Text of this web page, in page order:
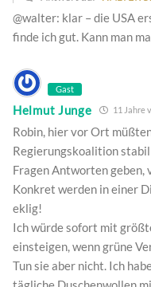
@walter: klar – die USA
finde ich gut. Kann man
Gast
Helmut Junge 11 Jahre
Robin, hier vor Ort
Regierungskoalition
Fragen Antworten geben,
Konkret werden in einer
eklig!
Ich würde sofort mit
einsteigen, wenn grüne
Tun sie aber nicht. Ich